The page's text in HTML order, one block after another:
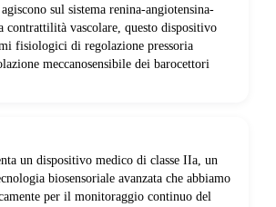
sul sistema renina-angiotensina-
contrattilità vascolare, questo dispositivo
fisiologici di regolazione pressoria
meccanosensibile dei barocettori
un dispositivo medico di classe IIa, un
biosensoriale avanzata che abbiamo
per il monitoraggio continuo del